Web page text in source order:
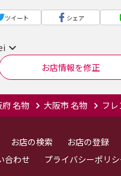
ツイート シェア
お店情報を修正
名物 大阪市 名物 フ
お店の検索
お店の登録
合わせ
プライバシーポリ